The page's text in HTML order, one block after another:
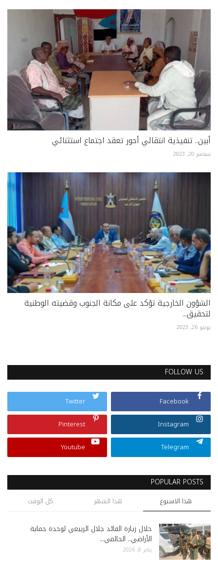
أبين.. تنفيذية انتقالي أحور تعقد اجتماع استثنائي
سبتمبر 20, 2023
الشؤون الخارجية تؤكد على مكانة الجنوب وقضيته الوطنية
لتحقيق...
يونيو 26, 2023
FOLLOW US
Facebook
Twitter
Instagram
Pinterest
Telegram
Youtube
POPULAR POSTS
هذا الاسبوع هذا الشهر كل الوقت
خلال زيارة القائد جلال الربيعي لوحدة حماية
الأراضي.. الحالمي...
يناير 8, 2026